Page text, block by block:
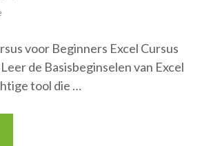
voor Beginners Excel Cursus
de Basisbeginselen van Excel
tool die …